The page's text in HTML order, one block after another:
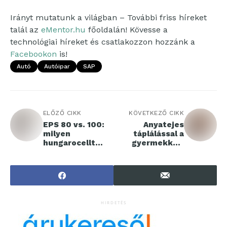
Irányt mutatunk a világban – További friss híreket
talál az eMentor.hu főoldalán! Kövesse a
technológiai híreket és csatlakozzon hozzánk a
Facebookon is!
Autó Autóipar SAP
ELŐZŐ CIKK
EPS 80 vs. 100:
milyen
hungarocellt
KÖVETKEZŐ CIKK
Anyatejes
táplálással a
gyermekkori
HIRDETÉS